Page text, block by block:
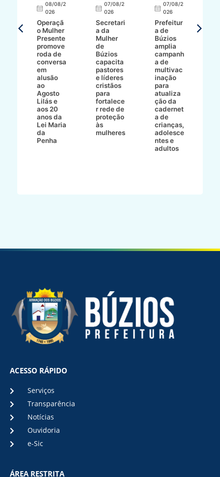
08/08/2
026
Operaçã
o Mulher
Presente
promove
roda de
conversa
em
alusão
ao
Agosto
Lilás e
aos 20
anos da
Lei Maria
da
Penha
07/08/2
026
Secretari
a da
Mulher
de
Búzios
capacita
pastores
e líderes
cristãos
para
fortalece
r rede de
proteção
às
mulheres
07/08/2
026
Prefeitur
a de
Búzios
amplia
campanh
a de
multivac
inação
para
atualiza
ção da
cadernet
a de
crianças,
adolesce
ntes e
adultos
ACESSO RÁPIDO
Serviços
Transparência
Notícias
Ouvidoria
e-Sic
ÁREA RESTRITA